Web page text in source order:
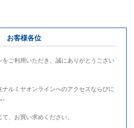
お客様各位
をご利用いただき、誠にありがとうござい
ルミヤオンラインへのアクセスならびに
、お買い求めください。